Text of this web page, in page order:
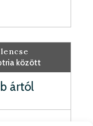
között
ártól